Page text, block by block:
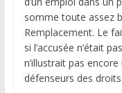
somme toute assez
Remplacement. Le
si l’accusée n’était
n’illustrait pas
défenseurs des